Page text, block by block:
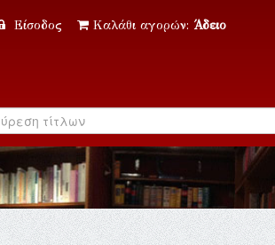
Είσοδος Καλάθι αγορών: Άδειο